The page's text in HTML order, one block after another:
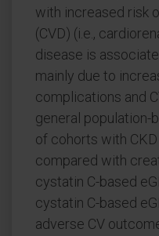
with increased risk
(CVD) (i.e.,
disease is
mainly due to
complications and
general population-
of cohorts with
compared with
cystatin C-based
cystatin C-based
adverse CV